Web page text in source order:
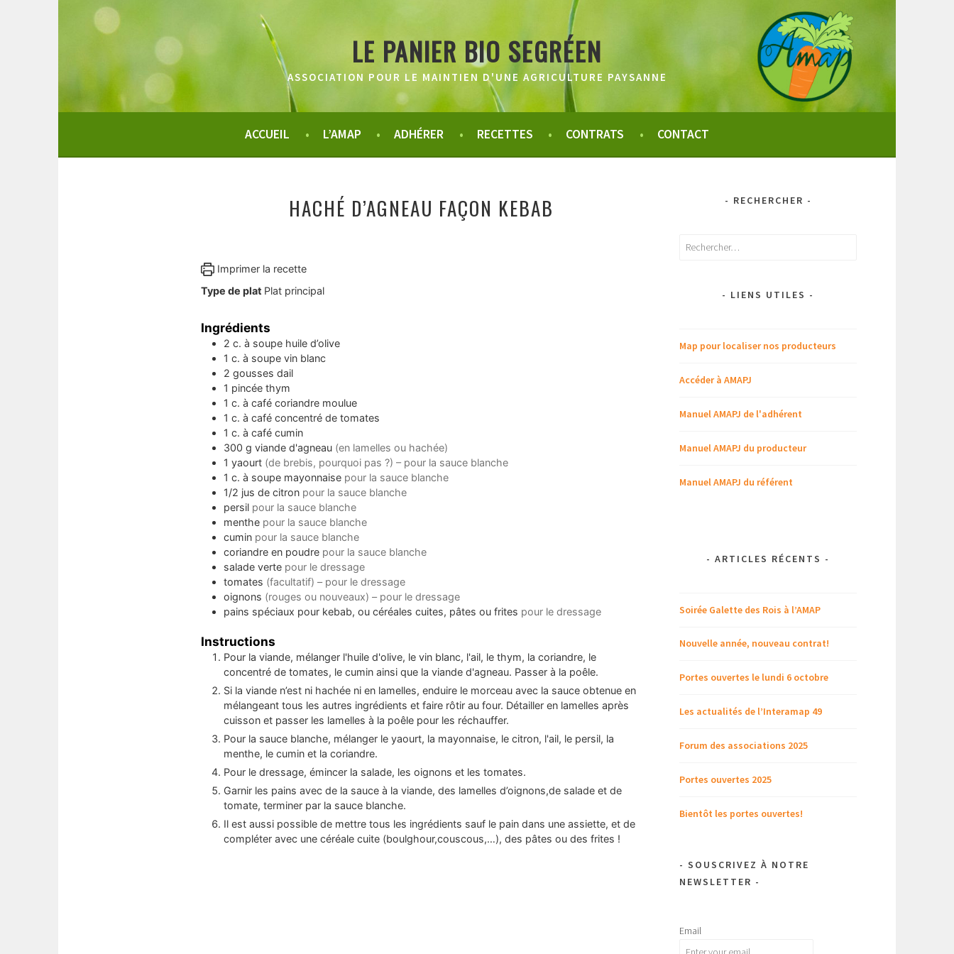
LE PANIER BIO SEGRÉEN
ASSOCIATION POUR LE MAINTIEN D'UNE AGRICULTURE PAYSANNE
ACCUEIL L’AMAP ADHÉRER RECETTES CONTRATS CONTACT
HACHÉ D’AGNEAU FAÇON KEBAB
Imprimer la recette
Type de plat Plat principal
Ingrédients
2 c. à soupe huile d’olive
1 c. à soupe vin blanc
2 gousses dail
1 pincée thym
1 c. à café coriandre moulue
1 c. à café concentré de tomates
1 c. à café cumin
300 g viande d'agneau (en lamelles ou hachée)
1 yaourt (de brebis, pourquoi pas ?) – pour la sauce blanche
1 c. à soupe mayonnaise pour la sauce blanche
1/2 jus de citron pour la sauce blanche
persil pour la sauce blanche
menthe pour la sauce blanche
cumin pour la sauce blanche
coriandre en poudre pour la sauce blanche
salade verte pour le dressage
tomates (facultatif) – pour le dressage
oignons (rouges ou nouveaux) – pour le dressage
pains spéciaux pour kebab, ou céréales cuites, pâtes ou frites pour le dressage
Instructions
Pour la viande, mélanger l'huile d'olive, le vin blanc, l'ail, le thym, la coriandre, le
concentré de tomates, le cumin ainsi que la viande d'agneau. Passer à la poêle.
Si la viande n’est ni hachée ni en lamelles, enduire le morceau avec la sauce obtenue en
mélangeant tous les autres ingrédients et faire rôtir au four. Détailler en lamelles après
cuisson et passer les lamelles à la poêle pour les réchauffer.
Pour la sauce blanche, mélanger le yaourt, la mayonnaise, le citron, l'ail, le persil, la
menthe, le cumin et la coriandre.
Pour le dressage, émincer la salade, les oignons et les tomates.
Garnir les pains avec de la sauce à la viande, des lamelles d’oignons,de salade et de
tomate, terminer par la sauce blanche.
Il est aussi possible de mettre tous les ingrédients sauf le pain dans une assiette, et de
compléter avec une céréale cuite (boulghour,couscous,…), des pâtes ou des frites !
- RECHERCHER -
Rechercher :
- LIENS UTILES -
Map pour localiser nos producteurs
Accéder à AMAPJ
Manuel AMAPJ de l'adhérent
Manuel AMAPJ du producteur
Manuel AMAPJ du référent
- ARTICLES RÉCENTS -
Soirée Galette des Rois à l’AMAP
Nouvelle année, nouveau contrat!
Portes ouvertes le lundi 6 octobre
Les actualités de l’Interamap 49
Forum des associations 2025
Portes ouvertes 2025
Bientôt les portes ouvertes!
- SOUSCRIVEZ À NOTRE
NEWSLETTER -
Email